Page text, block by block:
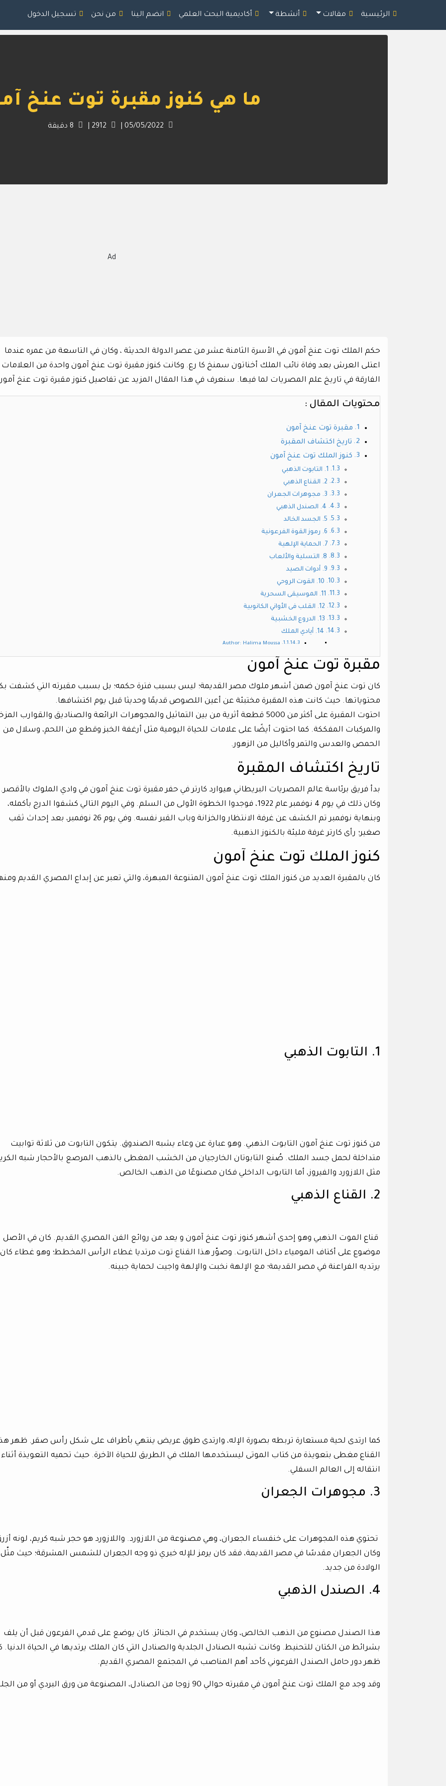
الرئيسية مقالات أنشطة أكاديمية البحث العلمي انضم الينا من نحن تسجيل الدخول
ما هي كنوز مقبرة توت عنخ
05/05/2022
8 دقيقة
Ad
حكم الملك توت عنخ آمون في الأسرة الثامنة عشر من عصر الدولة الحديثة ، وكان في التاسعة من عمره عندما
اعتلى العرش بعد وفاة نائب الملك أخناتون سمنخ كا رع. وكانت كنوز مقبرة توت عنخ آمون واحدة من العلامات
الفارقة في تاريخ علم المصريات لما فيها. سنعرف في هذا المقال المزيد عن تفاصيل كنوز مقبرة توت عنخ
محتويات المقال :
مقبرة توت عنخ آمون
تاريخ اكتشاف المقبرة
كنوز الملك توت عنخ آمون
1. التابوت الذهبي
2. القناع الذهبي
3. مجوهرات الجعران
4. الصندل الذهبي
5. الجسد الخالد
6. رموز القوة الفرعونية
7. الحماية الإلهية
8. التسلية والألعاب
9. أدوات الصيد
10. القوت الروحي
11. الموسيقى السحرية
12. القلب فى الأواني الكانوبية
13. الدروع الخشبية
14. أيادي الملك
Author: Halima Moussa
مقبرة توت عنخ آمون
كان توت عنخ آمون ضمن أشهر ملوك مصر القديمة؛ ليس بسبب فترة حكمه؛ بل بسبب مقبرته التي كشفت
محتوياتها. حيث كانت هذه المقبرة مختبئة عن أعين اللصوص قديمًا وحديثا قبل يوم اكتشافها.
احتوت المقبرة على أكثر من 5000 قطعة أثرية من بين التماثيل والمجوهرات الرائعة والصناديق والقوارب
والمركبات المفككة. كما احتوت أيضًا على علامات للحياة اليومية مثل أرغفة الخبز وقطع من اللحم، وسلال من
الحمص والعدس والتمر وأكاليل من الزهور.
تاريخ اكتشاف المقبرة
بدأ فريق برئاسة عالم المصريات البريطاني هيوارد كارتر في حفر مقبرة توت عنخ آمون في وادي الملوك بالأقصر.
وكان ذلك في يوم 4 نوفمبر عام 1922، فوجدوا الخطوة الأولى من السلم. وفي اليوم التالي كشفوا الدرج بأكمله،
وبنهاية نوفمبر تم الكشف عن غرفة الانتظار والخزانة وباب القبر نفسه. وفي يوم 26 نوفمبر، بعد إحداث ثقب
صغير؛ رأى كارتر غرفة مليئة بالكنوز الذهبية.
كنوز الملك توت عنخ آمون
كان بالمقبرة العديد من كنوز الملك توت عنخ آمون المتنوعة المبهرة، والتي تعبر عن إبداع المصري القديم
1. التابوت الذهبي
من كنوز توت عنخ آمون التابوت الذهبي. وهو عبارة عن وعاء يشبه الصندوق. يتكون التابوت من ثلاثة توابيت
متداخلة لحمل جسد الملك. صُنع التابوتان الخارجيان من الخشب المغطى بالذهب المرصع بالأحجار شبه
مثل اللازورد والفيروز، أما التابوب الداخلي فكان مصنوعًا من الذهب الخالص.
2. القناع الذهبي
قناع الموت الذهبي وهو إحدى أشهر كنوز توت عنخ آمون و يعد من روائع الفن المصري القديم. كان في الأصل
موضوع على أكتاف المومياء داخل التابوت. وصوّر هذا القناع توت مرتديا غطاء الرأس المخطط؛ وهو غطاء كان
يرتديه الفراعنة في مصر القديمة؛ مع الإلهة نخبت والإلهة واجيت لحماية جبينه.
كما ارتدى لحية مستعارة تربطه بصورة الإله، وارتدى طوق عريض ينتهي بأطراف على شكل رأس صقر. ظهر
القناع مغطى بتعويذة من كتاب الموتى ليستخدمها الملك في الطريق للحياة الآخرة. حيث تحميه التعويذة أثناء
انتقاله إلى العالم السفلي.
3. مجوهرات الجعران
تحتوي هذه المجوهرات على خنفساء الجعران، وهي مصنوعة من اللازورد. واللازورد هو حجر شبه كريم، لونه
وكان الجعران مقدسًا في مصر القديمة، فقد كان يرمز للإله خبري ذو وجه الجعران للشمس المشرقة؛ حيث مثّل
الولادة من جديد.
4. الصندل الذهبي
هذا الصندل مصنوع من الذهب الخالص، وكان يستخدم في الجنائز. كان يوضع على قدمي الفرعون قبل أن يلف
بشرائط من الكتان للتحنيط. وكانت تشبه الصنادل الجلدية والصنادل التي كان الملك يرتديها في الحياة الدنيا.
ظهر دور حامل الصندل الفرعوني كأحد أهم المناصب في المجتمع المصري القديم.
وقد وجد مع الملك توت عنخ آمون في مقبرته حوالي 90 زوجا من الصنادل، المصنوعة من ورق البردي أو من الجلود.